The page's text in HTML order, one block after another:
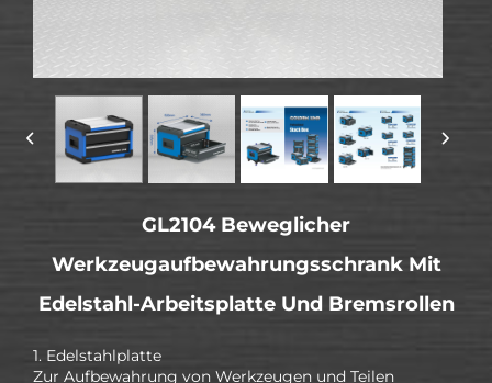
GL2104 Beweglicher
Werkzeugaufbewahrungsschrank Mit
Edelstahl-Arbeitsplatte Und Bremsrollen
1. Edelstahlplatte
Zur Aufbewahrung von Werkzeugen und Teilen